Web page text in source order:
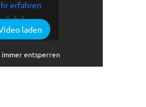
erfahren
laden
immer entsperren